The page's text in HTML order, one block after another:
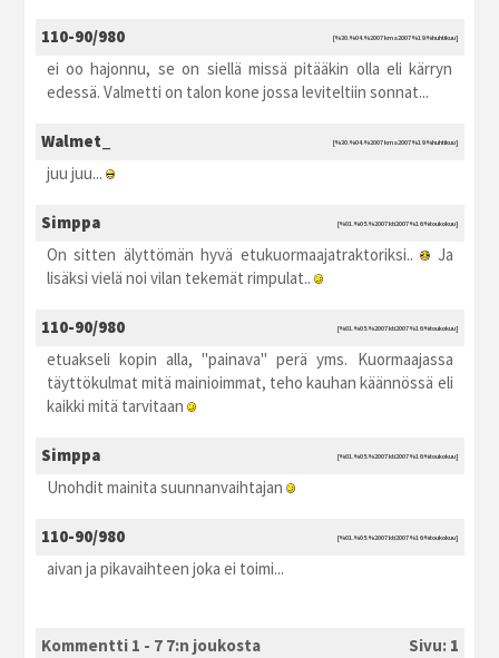
110-90/980 [%30.%04.%2007 kma2007 %19:%huhtikuu]
ei oo hajonnu, se on siellä missä pitääkin olla eli kärryn
edessä. Valmetti on talon kone jossa leviteltiin sonnat...
Walmet_ [%30.%04.%2007 kma2007 %19:%huhtikuu]
juu juu...
Simppa [%01.%05.%2007 kti2007 %16:%toukokuu]
On sitten älyttömän hyvä etukuormaajatraktoriksi..
Ja
lisäksi vielä noi vilan tekemät rimpulat..
110-90/980 [%01.%05.%2007 kti2007 %16:%toukokuu]
etuakseli kopin alla, "painava" perä yms. Kuormaajassa
täyttökulmat mitä mainioimmat, teho kauhan käännössä eli
kaikki mitä tarvitaan
Simppa [%01.%05.%2007 kti2007 %16:%toukokuu]
Unohdit mainita suunnanvaihtajan
110-90/980 [%01.%05.%2007 kti2007 %16:%toukokuu]
aivan ja pikavaihteen joka ei toimi...
Kommentti 1 - 7 7:n joukosta Sivu: 1